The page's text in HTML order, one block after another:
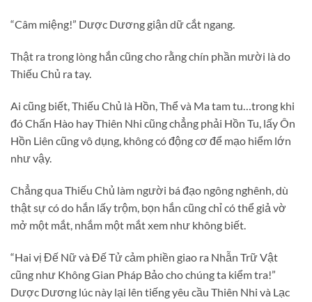
“Câm miệng!” Dược Dương giận dữ cắt ngang.
Thật ra trong lòng hắn cũng cho rằng chín phần mười là do
Thiếu Chủ ra tay.
Ai cũng biết, Thiếu Chủ là Hồn, Thể và Ma tam tu…trong khi
đó Chấn Hào hay Thiên Nhi cũng chẳng phải Hồn Tu, lấy Ôn
Hồn Liên cũng vô dụng, không có động cơ để mạo hiểm lớn
như vậy.
Chẳng qua Thiếu Chủ làm người bá đạo ngông nghênh, dù
thật sự có do hắn lấy trộm, bọn hắn cũng chỉ có thể giả vờ
mở một mắt, nhắm một mắt xem như không biết.
“Hai vị Đế Nữ và Đế Tử cảm phiền giao ra Nhẫn Trữ Vật
cũng như Không Gian Pháp Bảo cho chúng ta kiểm tra!”
Dược Dương lúc này lại lên tiếng yêu cầu Thiên Nhi và Lạc